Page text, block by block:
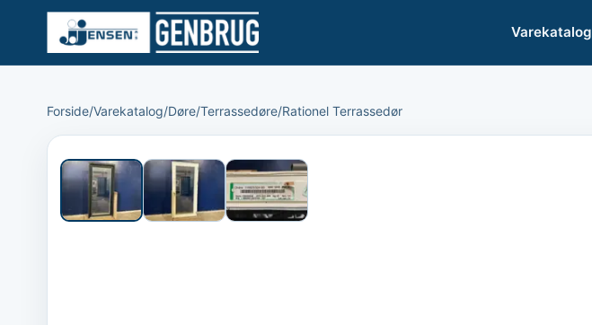
Varekatalog
Forside/Varekatalog/Døre/Terrassedøre/Rationel Terrassedør